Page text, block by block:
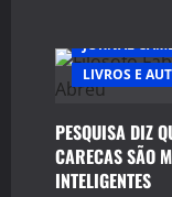
JORNAL
LIVROS E
PESQUISA DIZ
CARECAS SÃO
INTELIGENTES